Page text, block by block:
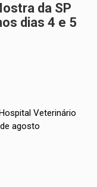
da SP
dias 4 e 5